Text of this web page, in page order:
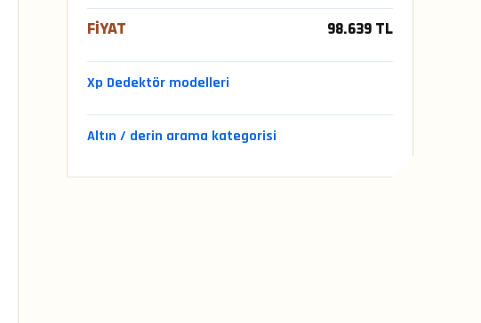
FIYAT 98.639 TL
Xp Dedektör modelleri
Altın / derin arama kategorisi